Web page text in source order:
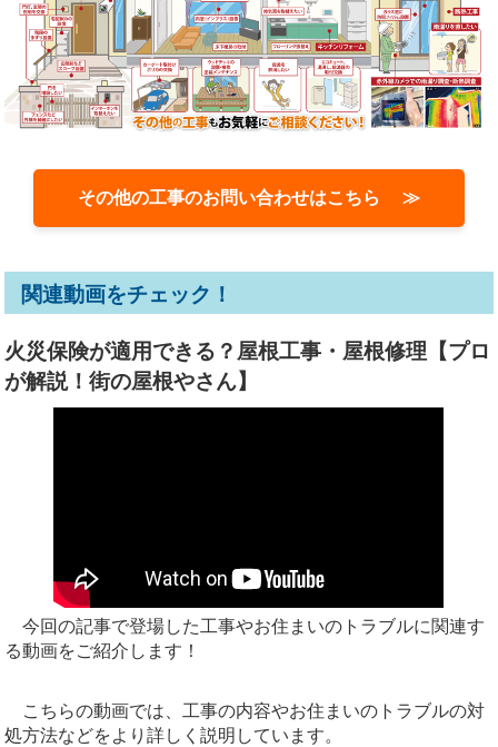
その他の工事のお問い合わせはこちら ≫
関連動画をチェック！
火災保険が適用できる？屋根工事・屋根修理【プロ
が解説！街の屋根やさん】
今回の記事で登場した工事やお住まいのトラブルに関連す
る動画をご紹介します！
こちらの動画では、工事の内容やお住まいのトラブルの対
処方法などをより詳しく説明しています。